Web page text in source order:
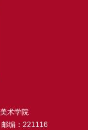
术学院
编：221116